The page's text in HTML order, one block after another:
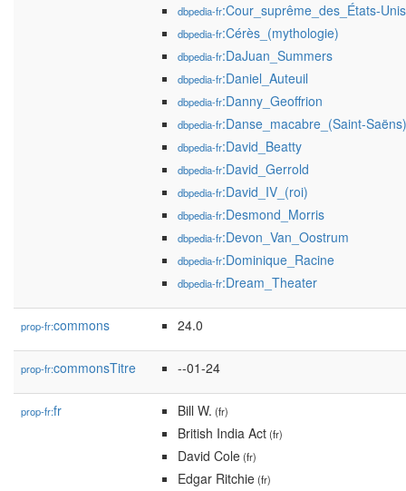
dbpedia-fr:Cour_suprême_des_États-Unis
dbpedia-fr:Cérès_(mythologie)
dbpedia-fr:DaJuan_Summers
dbpedia-fr:Daniel_Auteuil
dbpedia-fr:Danny_Geoffrion
dbpedia-fr:Danse_macabre_(Saint-Saëns)
dbpedia-fr:David_Beatty
dbpedia-fr:David_Gerrold
dbpedia-fr:David_IV_(roi)
dbpedia-fr:Desmond_Morris
dbpedia-fr:Devon_Van_Oostrum
dbpedia-fr:Dominique_Racine
dbpedia-fr:Dream_Theater
prop-fr:commons 24.0
prop-fr:commonsTitre --01-24
prop-fr:fr Bill W. (fr)
British India Act(fr)
David Cole(fr)
Edgar Ritchie(fr)